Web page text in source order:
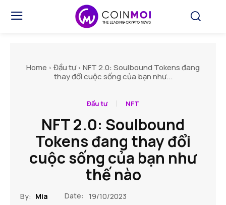
Home Đầu tư
NFT 2.0: Soulbound Tokens đang
thay đổi cuộc sống của bạn như...
Đầu tư NFT
NFT 2.0: Soulbound
Tokens đang thay đổi
cuộc sống của bạn như
thế nào
By: Mia Date: 19/10/2023